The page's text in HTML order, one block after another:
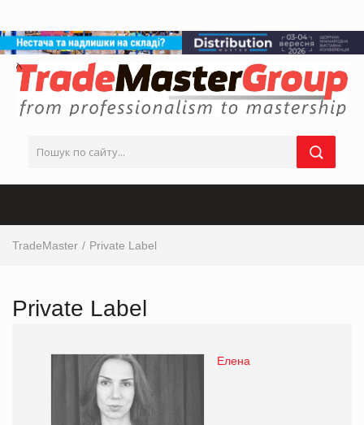
TradeMaster Private Label
Private Label
Елена